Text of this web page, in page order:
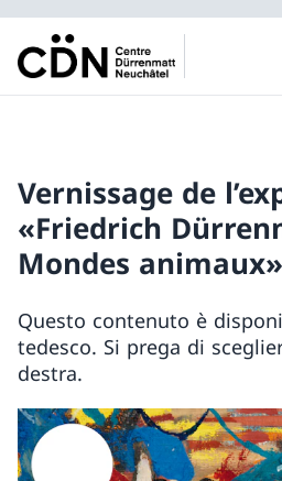
Vernissage de
«Friedrich
Mondes animaux»
Questo contenuto è
tedesco. Si prega di
destra.